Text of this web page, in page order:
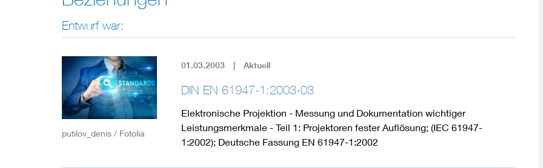
Smart Cities
Entwurf war:
putilov_denis / Fotolia
01.03.2003 Aktuell
DIN EN 61947-1:2003-03
Elektronische Projektion - Messung und Dokumentation wichtiger
Leistungsmerkmale - Teil 1: Projektoren fester Auflösung; (IEC 61947-
1:2002); Deutsche Fassung EN 61947-1:2002